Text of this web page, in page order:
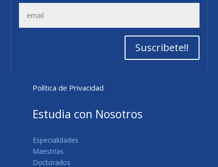
Suscribete!!
Política de Privacidad
Estudia con Nosotros
Especialidades
Maestrías
Doctorados